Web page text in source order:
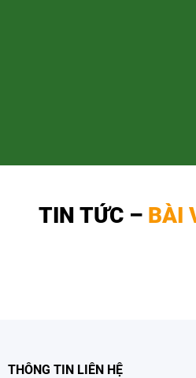
TIN TỨC – BÀI
THÔNG TIN LIÊN HỆ